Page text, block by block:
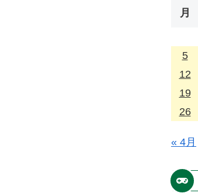
月
5
12
19
26
« 4月